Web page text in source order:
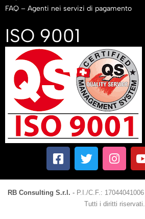
FAQ – Agenti nei servizi di pagamento
ISO 9001
RB Consulting S.r.l. - P.I./C.F.: 17044041006
Tutti i diritti riservati.